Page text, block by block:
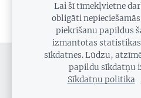
Seovillage Resort & Spa,
Lai šī tīmekļvietne
obligāti
piekrišanu papildus
izmantotas
sīkdatnes. Lūdzu,
papildu sīkdatņu
Sīkdatņu politika